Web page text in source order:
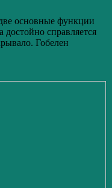
основные функции
справляется
Гобелен